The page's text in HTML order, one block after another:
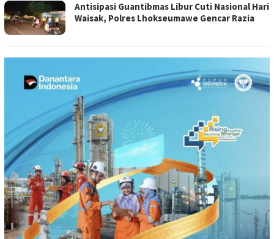
Antisipasi Guantibmas Libur Cuti Nasional Hari
Waisak, Polres Lhokseumawe Gencar Razia